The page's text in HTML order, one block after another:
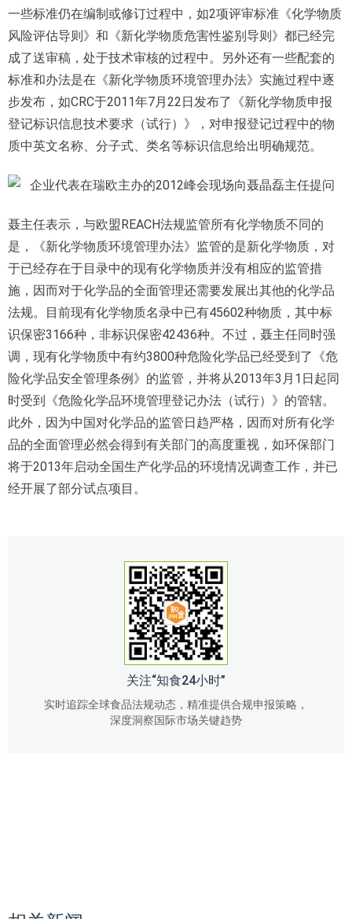
一些标准仍在编制或修订过程中，如2项评审标准《化学物质
风险评估导则》和《新化学物质危害性鉴别导则》都已经完
成了送审稿，处于技术审核的过程中。另外还有一些配套的
标准和办法是在《新化学物质环境管理办法》实施过程中逐
步发布，如CRC于2011年7月22日发布了《新化学物质申报
登记标识信息技术要求（试行）》，对申报登记过程中的物
质中英文名称、分子式、类名等标识信息给出明确规范。
聂主任表示，与欧盟REACH法规监管所有化学物质不同的
是，《新化学物质环境管理办法》监管的是新化学物质，对
于已经存在于目录中的现有化学物质并没有相应的监管措
施，因而对于化学品的全面管理还需要发展出其他的化学品
法规。目前现有化学物质名录中已有45602种物质，其中标
识保密3166种，非标识保密42436种。不过，聂主任同时强
调，现有化学物质中有约3800种危险化学品已经受到了《危
险化学品安全管理条例》的监管，并将从2013年3月1日起同
时受到《危险化学品环境管理登记办法（试行）》的管辖。
此外，因为中国对化学品的监管日趋严格，因而对所有化学
品的全面管理必然会得到有关部门的高度重视，如环保部门
将于2013年启动全国生产化学品的环境情况调查工作，并已
经开展了部分试点项目。
关注“知食24小时”
实时追踪全球食品法规动态，精准提供合规申报策略，
深度洞察国际市场关键趋势